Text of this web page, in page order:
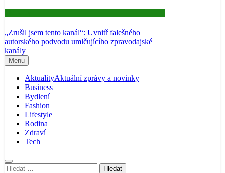
„Zrušil jsem tento kanál“: Uvnitř falešného
autorského podvodu umlčujícího zpravodajské
kanály
Menu
AktualityAktuální zprávy a novinky
Business
Bydlení
Fashion
Lifestyle
Rodina
Zdraví
Tech
Vyhledávání